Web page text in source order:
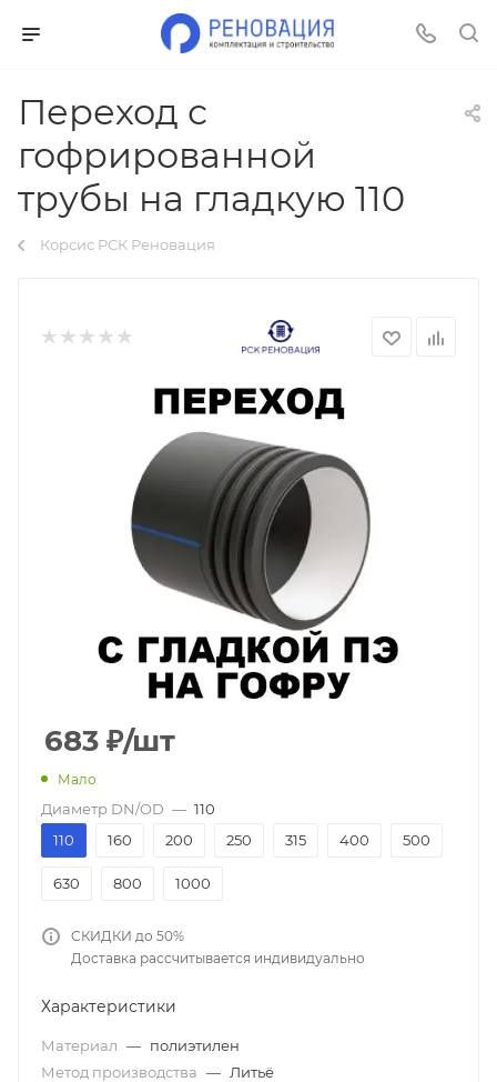
Переход с
гофрированной
трубы на гладкую 110
Корсис РСК Реновация
683 ₽/шт
Мало
Диаметр DN/OD — 110
110
160 200 250 315 400 500
630 800 1000
СКИДКИ до 50%
Доставка рассчитывается индивидуально
Характеристики
Материал — полиэтилен
Метод производства — Литьё